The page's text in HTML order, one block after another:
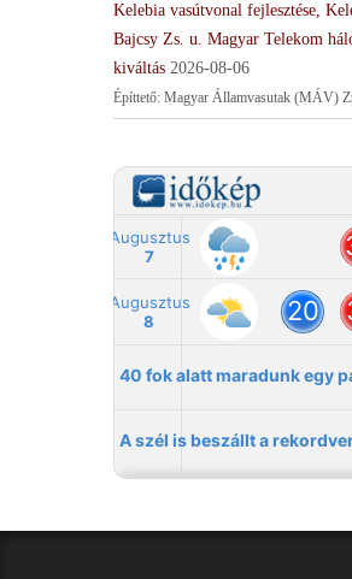
Kelebia vasútvonal fejlesztése,
Bajcsy Zs. u. Magyar Telekom
kiváltás 2026-08-06
Építtető: Magyar Államvasutak (MÁV)